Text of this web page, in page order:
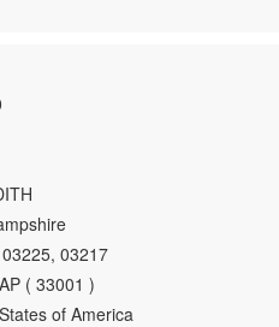
03217
( 33001 )
of America